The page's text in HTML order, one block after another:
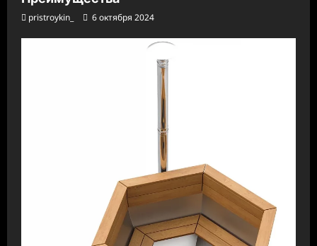
pristroykin_ 6 октября 2024